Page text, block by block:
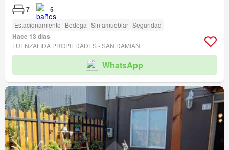
7 5
Estacionamiento Bodega Sin amueblar Seguridad
Hace 13 días
FUENZALIDA PROPIEDADES - SAN DAMIAN
WhatsApp